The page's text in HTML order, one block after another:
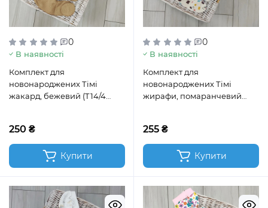
0
В наявності
Комплект для
новонароджених Тімі
жакард, бежевий (Т14/4
250 ₴
Купити
0
В наявності
Комплект для
новонароджених Тімі
жирафи, помаранчевий
255 ₴
Купити